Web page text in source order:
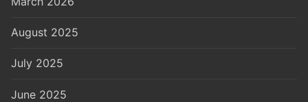
August 2025
July 2025
June 2025